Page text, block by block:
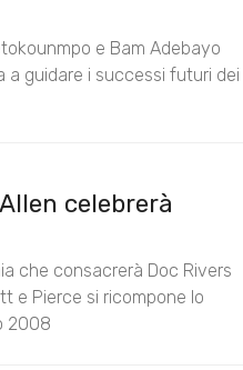
e Bam Adebayo
guidare i successi futuri dei
celebrerà
che consacrerà Doc Rivers
e Pierce si ricompone lo
2008